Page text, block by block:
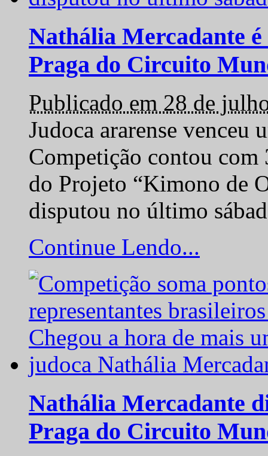
Nathália Mercadante
Praga do Circuito
Publicado em 28 de
Judoca ararense venceu
Competição contou com
do Projeto “Kimono de
disputou no último
Continue Lendo...
Nathália Mercadante
Praga do Circuito